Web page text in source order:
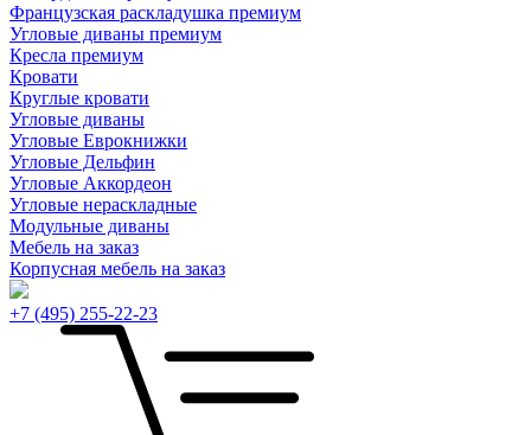
Французская раскладушка премиум
Угловые диваны премиум
Кресла премиум
Кровати
Круглые кровати
Угловые диваны
Угловые Еврокнижки
Угловые Дельфин
Угловые Аккордеон
Угловые нераскладные
Модульные диваны
Мебель на заказ
Корпусная мебель на заказ
+7 (495) 255-22-23